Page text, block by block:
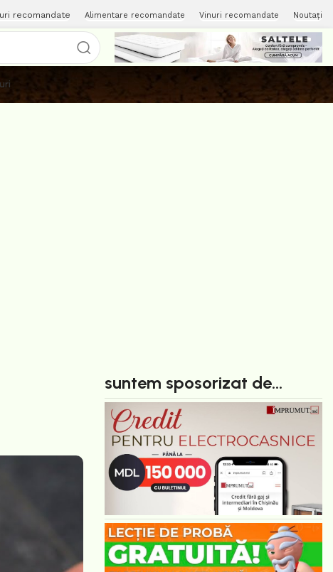
recomandate Alimentare recomandate Vinuri recomandate Noutați
suntem sposorizat de...